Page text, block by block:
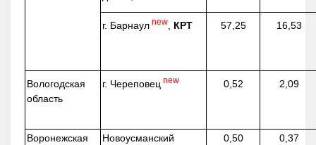
г. Барнаул new КРТ 57,25 16,53
Вологодская
область
г. Череповец new 0,52 2,09
Воронежская
Новоусманский
0,50 0,37